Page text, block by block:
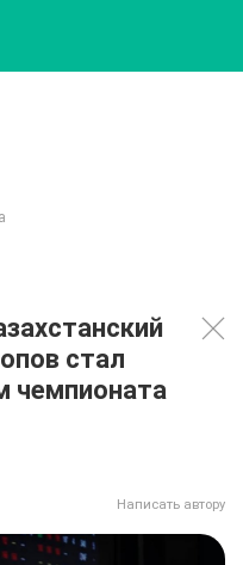
стал
чемпионата
Написать автору